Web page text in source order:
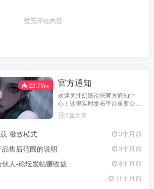
暂无评论内容
22.7W+ 官方通知
欢迎关注幻隐论坛官方通知中
心！这里实时发布平台重要公
告、活动规则、功能更新、安全
提醒及用户权益说明，确保每位
们坚持公开透明，通过权威通知
坛获得更优质、安全的使用体
息！
6篇文章
-极致模式 3个月前
售后范围的说明 3个月前
人-论坛发帖赚收益 8个月前
11个月前